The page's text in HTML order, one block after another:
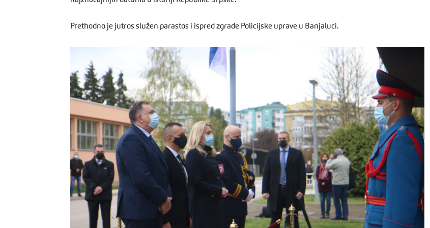
Prethodno je jutros služen parastos i ispred zgrade Policijske uprave u Banjaluci.